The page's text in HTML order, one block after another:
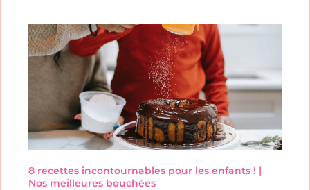
8 recettes incontournables pour les enfants ! |
Nos meilleures bouchées